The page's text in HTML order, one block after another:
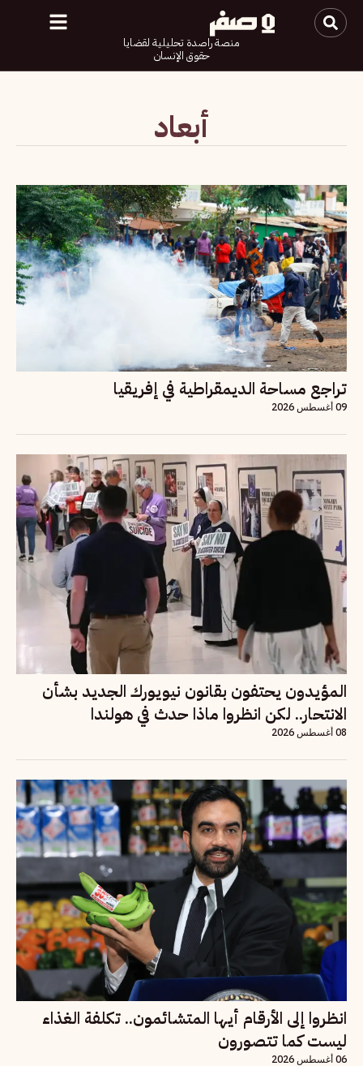
منصة راصدة تحليلية لقضايا
حقوق الإنسان
أبعاد
تراجع مساحة الديمقراطية في إفريقيا
09 أغسطس 2026
المؤيدون يحتفون بقانون نيويورك الجديد بشأن
الانتحار.. لكن انظروا ماذا حدث في هولندا
08 أغسطس 2026
انظروا إلى الأرقام أيها المتشائمون.. تكلفة الغذاء
ليست كما تتصورون
06 أغسطس 2026